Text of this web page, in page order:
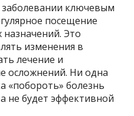
ключевым
посещение
Это
изменения в
лечение и
осложнений. Ни одна
«побороть» болезнь
не будет эффективной